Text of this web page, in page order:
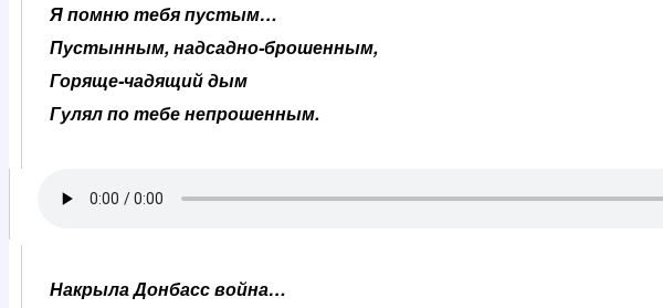
Я помню тебя пустым…
Пустынным, надсадно-брошенным,
Горяще-чадящий дым
Гулял по тебе непрошенным.
Накрыла Донбасс война…